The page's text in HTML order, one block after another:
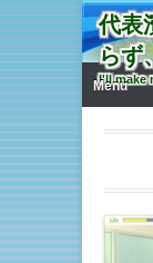
代表
らず
I'll make
第1メニュ
コンテン
Menu